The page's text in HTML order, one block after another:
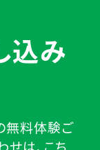
込み
無料体験ご